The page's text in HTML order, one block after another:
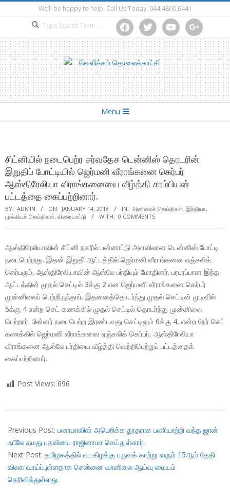
to
We’ll be happy to help. Call Us Today: 044 4860 6441
facebooktwitter youtube google
Menu
சிட்னியில் நடைபெற்ர சர்வதேச டென்னிஸ் தொடரின்
இறுதிப் போட்டியில் ஜெர்மனி வீராங்கனை கெர்பர்
ஆஸ்திரேலியா வீராங்கனையை வீழ்த்தி சாம்பியன்
பட்டத்தை கைப்பற்றினார்.
BY: ADMIN ON: JANUARY 14, 2018 IN: அண்மைச் செய்திகள், இந்தியா,
முக்கியச் செய்திகள், விளையாட்டு WITH: 0 COMMENTS
ஆஸ்திரேலியாவின் சிட்னி நகரில் பன்னாட்டு அளவிலான டென்னிஸ் போட்டி
நடைபெற்றது. இதன் இறுதி ஆட்டத்தில் ஜெர்மனி வீராங்கனை ஏஞ்சலிக்
கெர்பரும், ஆஸ்திரேலியாவின் ஆஸ்லே பர்தியும் மோதினர். பரபரப்பான இந்த
ஆட்டத்தின் முதல் செட்டில் 3க்கு 2 என ஜெர்மனி வீராங்கனை கெர்பர்
முன்னிலைப் பெற்றிருந்தார். இதனைத்தொடர்ந்து முதல் செட்டின் முடிவில்
6க்கு 4 என்ற செட் கணக்கில் முதல் செட்டில் தொடர்ந்து முன்னிலை
பெற்றார். பின்னர் நடைபெற்ற இரண்டவது செட்டிலும் 6க்கு 4, என்ற நேர் செட்
கணக்கில் ஜெர்மனி வீராங்கனை ஏஞ்சலிக் கெர்பர், ஆஸ்திரேலியா
வீராங்கனை ஆஸ்லே பர்தியை வீழ்த்தி வெற்றிபெற்றுப் பட்டத்தைக்
கைப்பற்றினார்.
Post Views: 696
01-
14
Previous Post: பனாமாவின் அமெரிக்க தூதராக பணியாற்றி வந்த ஜான்
ஃபீலே தமது பதவியை ராஜினாமா செய்துள்ளார்.
Next Post: தமிழகத்தில் வடகிழக்கு பருவக் காற்று வரும் 15ஆம் தேதி
விலக வாய்ப்புள்ளதாக சென்னை வானிலை ஆய்வு மையம்
தெரிவித்துள்ளது.